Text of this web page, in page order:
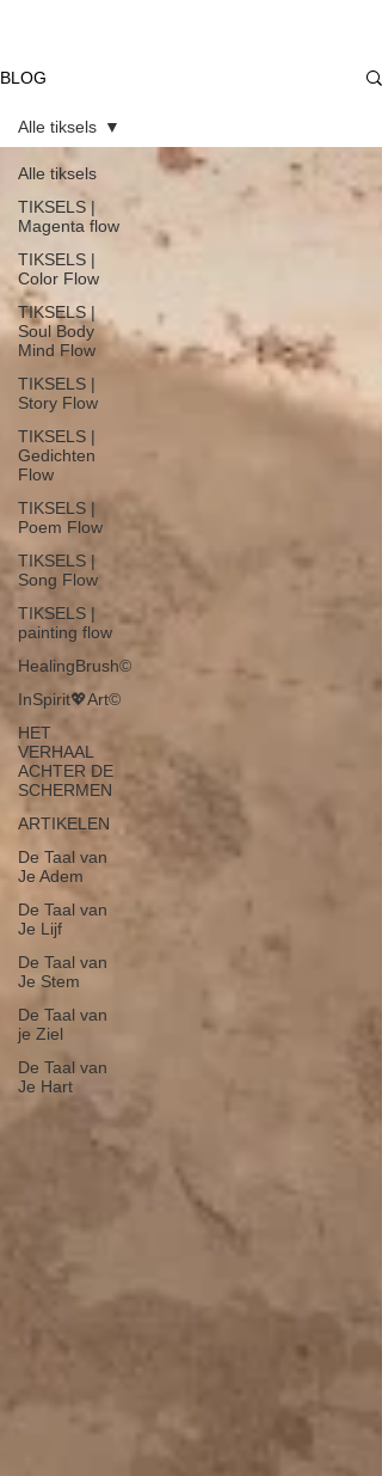
BLOG
Alle tiksels
TIKSELS |
Magenta flow
TIKSELS |
Color Flow
TIKSELS |
Soul Body
Mind Flow
TIKSELS |
Story Flow
TIKSELS |
Gedichten
Flow
TIKSELS |
Poem Flow
TIKSELS |
Song Flow
TIKSELS |
painting flow
HealingBrush©
InSpirit💖Art©
HET
VERHAAL
ACHTER DE
SCHERMEN
ARTIKELEN
De Taal van
Je Adem
De Taal van
Je Lijf
De Taal van
Je Stem
De Taal van
je Ziel
De Taal van
Je Hart
Alle tiksels